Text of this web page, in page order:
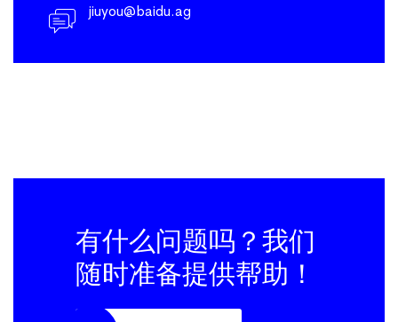
jiuyou@baidu.ag
有什么问题吗？我们
随时准备提供帮助！